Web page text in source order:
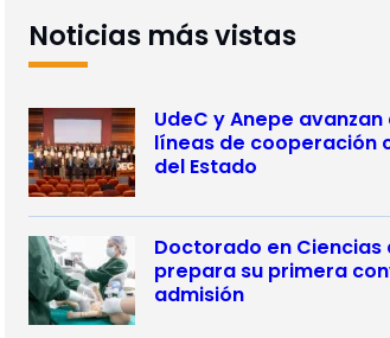
Noticias más vistas
UdeC y Anepe
líneas de cooperación
del Estado
Doctorado en Ciencias
prepara su primera
admisión